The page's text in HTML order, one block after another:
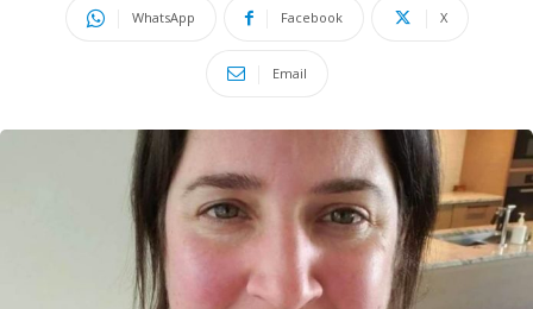
WhatsApp Facebook X
Email